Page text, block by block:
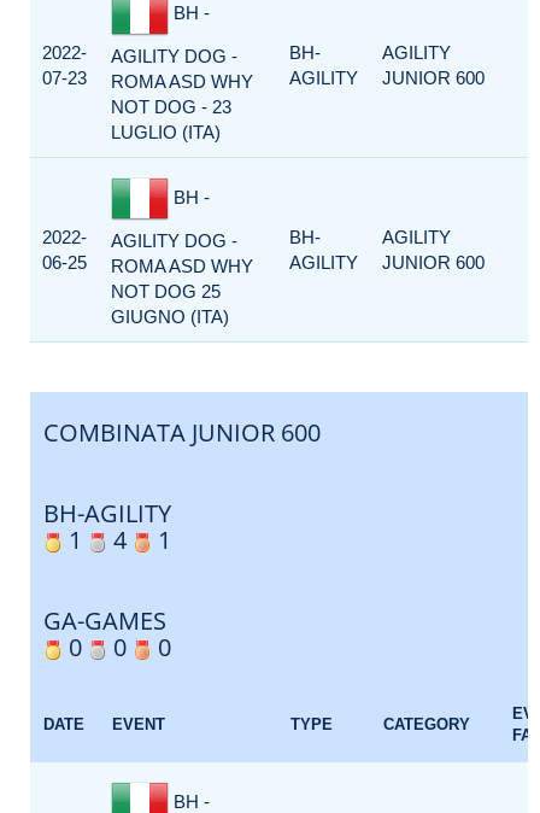
2022-
07-23
BH -
AGILITY DOG -
ROMA ASD WHY
NOT DOG - 23
LUGLIO (ITA)
BH-
AGILITY
AGILITY
JUNIOR 600
2022-
06-25
BH -
AGILITY DOG -
ROMA ASD WHY
NOT DOG 25
GIUGNO (ITA)
BH-
AGILITY
AGILITY
JUNIOR 600
COMBINATA JUNIOR 600
BH-AGILITY
1
4 1
GA-GAMES
0
0 0
DATE EVENT TYPE CATEGORY
BH -